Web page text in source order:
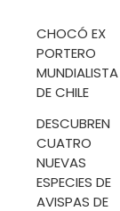
CHOCÓ EX
PORTERO
MUNDIALISTA
DE CHILE
DESCUBREN
CUATRO
NUEVAS
ESPECIES DE
AVISPAS DE